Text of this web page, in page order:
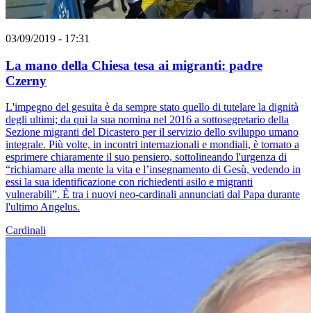
03/09/2019 - 17:31
La mano della Chiesa tesa ai migranti: padre
Czerny
L'impegno del gesuita è da sempre stato quello di tutelare la dignità
degli ultimi; da qui la sua nomina nel 2016 a sottosegretario della
Sezione migranti del Dicastero per il servizio dello sviluppo umano
integrale. Più volte, in incontri internazionali e mondiali, è tornato a
esprimere chiaramente il suo pensiero, sottolineando l'urgenza di
“richiamare alla mente la vita e l’insegnamento di Gesù, vedendo in
essi la sua identificazione con richiedenti asilo e migranti
vulnerabili”. È tra i nuovi neo-cardinali annunciati dal Papa durante
l'ultimo Angelus.
Cardinali